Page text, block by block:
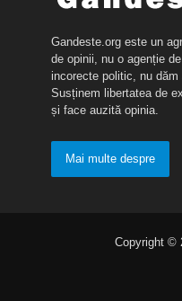
Gandeste.org este un
de opinii, nu o agenție
incorecte politic, nu
Susținem libertatea de
și face auzită opinia.
Mai multe despre
Copyright ©